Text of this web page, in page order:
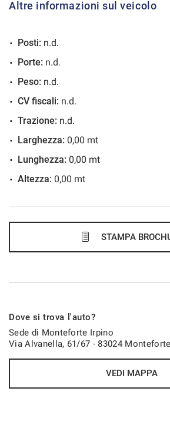
48 Mesi
556€/mese
36 Mesi
558€/mese
48 Mesi
VEDI
576€/mese
Altre informazioni sul veicolo
Posti: n.d.
Porte: n.d.
Peso: n.d.
CV fiscali: n.d.
Trazione: n.d.
Larghezza: 0,00 mt
Lunghezza: 0,00 mt
Altezza: 0,00 mt
STAMPA
Dove si trova l'auto?
Sede di Monteforte Irpino
Via Alvanella, 61/67 - 83024
VEDI MAPPA